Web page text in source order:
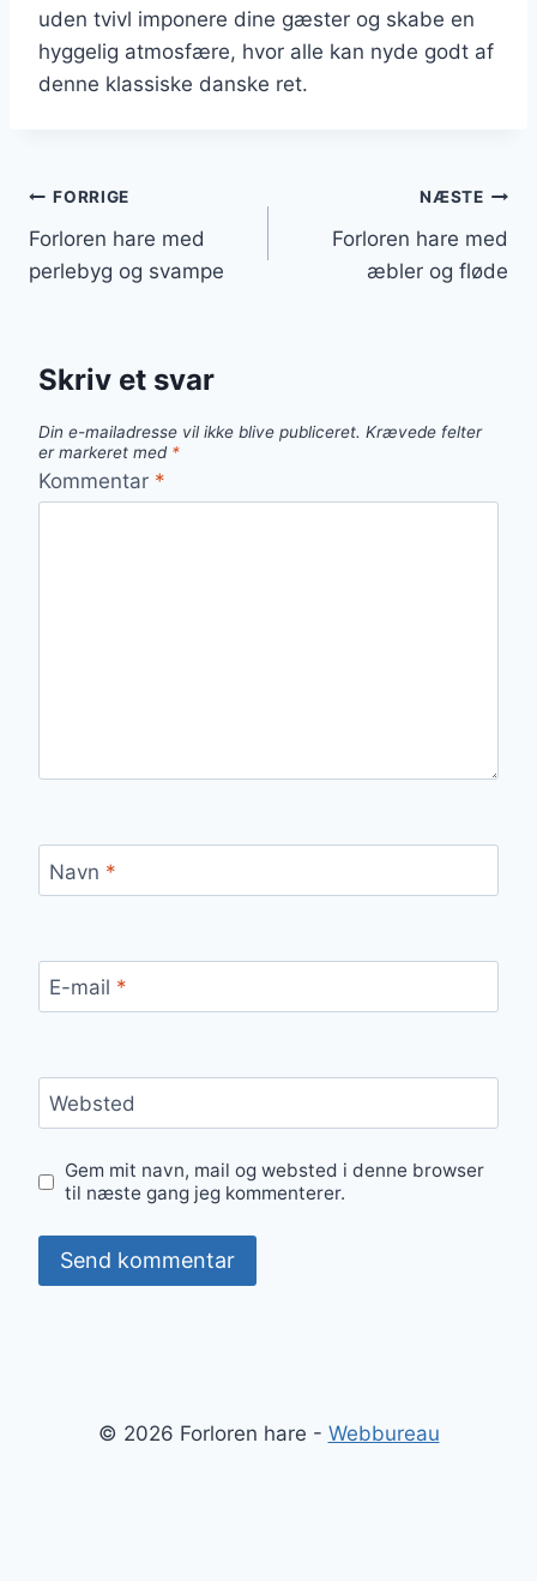
uden tvivl imponere dine gæster og skabe en
hyggelig atmosfære, hvor alle kan nyde godt af
denne klassiske danske ret.
Indlægsnavigation
FORRIGE
Forloren hare med
perlebyg og svampe
NÆSTE
Forloren hare med
æbler og fløde
Skriv et svar
Din e-mailadresse vil ikke blive publiceret. Krævede felter
er markeret med *
Kommentar *
Navn *
E-mail *
Websted
Gem mit navn, mail og websted i denne browser
til næste gang jeg kommenterer.
© 2026 Forloren hare - Webbureau